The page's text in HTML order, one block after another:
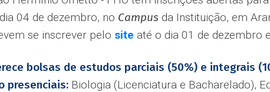
04 de dezembro, no Campus da Instituição, em
se inscrever pelo site até o dia 01 de dezembro
bolsas de estudos parciais (50%) e integrais
presenciais: Biologia (Licenciatura e Bacharelado),